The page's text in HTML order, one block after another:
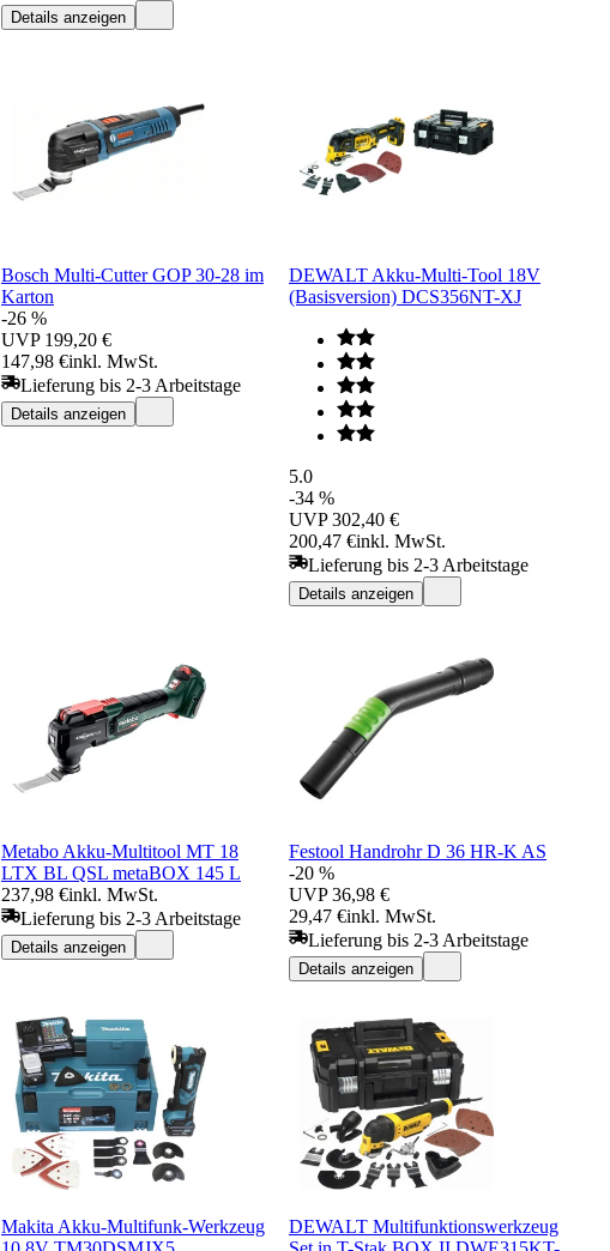
Details anzeigen
Bosch Multi-Cutter GOP 30-28 im
Karton
-26 %
UVP 199,20 €
147,98 €inkl. MwSt.
Lieferung bis 2-3 Arbeitstage
Details anzeigen
DEWALT Akku-Multi-Tool 18V
(Basisversion) DCS356NT-XJ
5.0
-34 %
UVP 302,40 €
200,47 €inkl. MwSt.
Lieferung bis 2-3 Arbeitstage
Details anzeigen
Metabo Akku-Multitool MT 18
LTX BL QSL metaBOX 145 L
237,98 €inkl. MwSt.
Lieferung bis 2-3 Arbeitstage
Details anzeigen
Festool Handrohr D 36 HR-K AS
-20 %
UVP 36,98 €
29,47 €inkl. MwSt.
Lieferung bis 2-3 Arbeitstage
Details anzeigen
Makita Akku-Multifunk-Werkzeug
DEWALT Multifunktionswerkzeug